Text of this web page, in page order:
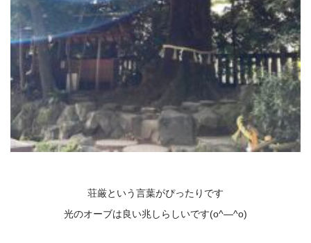
荘厳という言葉がぴったりです
光のオーブは良い兆しらしいです(o^―^o)